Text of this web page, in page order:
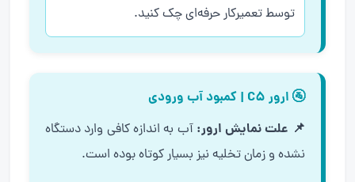
توسط تعمیرکار حرفه‌ای چک کنید.
🚰 ارور C5 | کمبود آب ورودی
📌 علت نمایش ارور: آب به اندازه کافی وارد دستگاه
نشده و زمان تخلیه نیز بسیار کوتاه بوده است.